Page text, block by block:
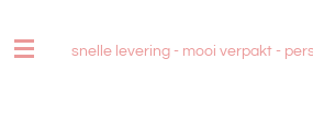
direct
snelle levering - mooi verpakt -